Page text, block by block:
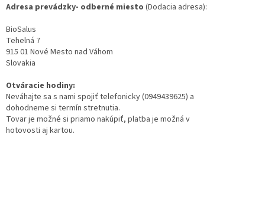
Adresa prevádzky- odberné miesto (Dodacia adresa):
BioSalus
Tehelná 7
915 01 Nové Mesto nad Váhom
Slovakia
Otváracie hodiny:
Neváhajte sa s nami spojiť telefonicky (0949439625) a
dohodneme si termín stretnutia.
Tovar je možné si priamo nakúpiť, platba je možná v
hotovosti aj kartou.